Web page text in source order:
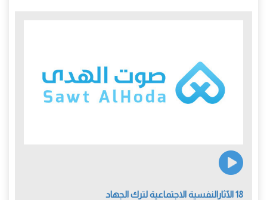
18 الآثارالنفسية الاجتماعية لترك الجهاد